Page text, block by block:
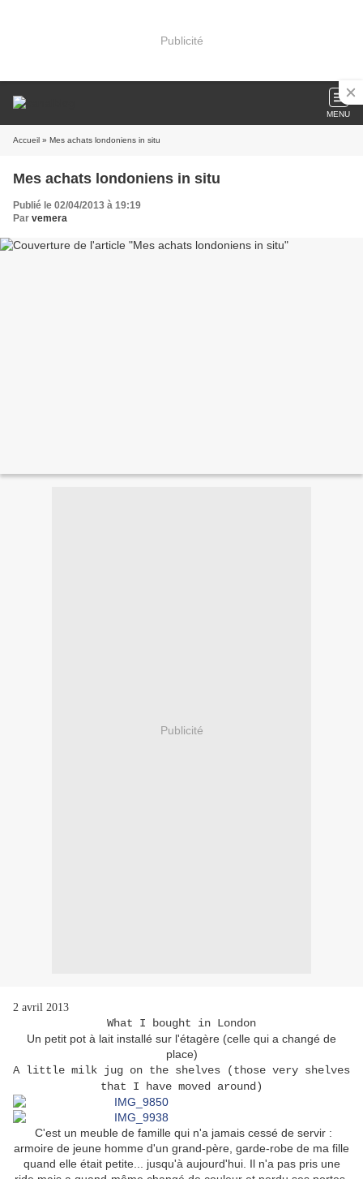
Publicité
MENU
Accueil » Mes achats londoniens in situ
Mes achats londoniens in situ
Publié le 02/04/2013 à 19:19
Par vemera
Publicité
2 avril 2013
What I bought in London
Un petit pot à lait installé sur l'étagère (celle qui a changé de
place)
A little milk jug on the shelves (those very shelves
that I have moved around)
C'est un meuble de famille qui n'a jamais cessé de servir :
armoire de jeune homme d'un grand-père, garde-robe de ma fille
quand elle était petite... jusqu'à aujourd'hui. Il n'a pas pris une